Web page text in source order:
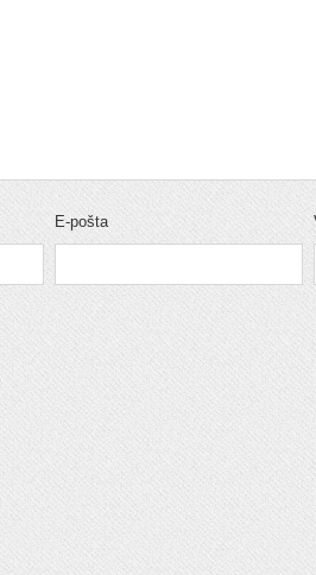
E-pošta